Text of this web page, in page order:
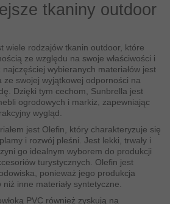
tkaniny outdoor
wiele rodzajów tkanin outdoor, które
ze względu na swoje właściwości i
wybieranych materiałów jest
ze swojej wyjątkowej odporności na
Dzięki tym cechom, Sunbrella jest
ogrodowych i markiz, zapewniając
wygląd.
jest Olefin, który charakteryzuje się
i rozwój pleśni. Jest lekki, trwały i
go idealnym wyborem do produkcji
turystycznych. Olefin jest
ponieważ jego produkcja
inne materiały syntetyczne.
PVC również zyskują na